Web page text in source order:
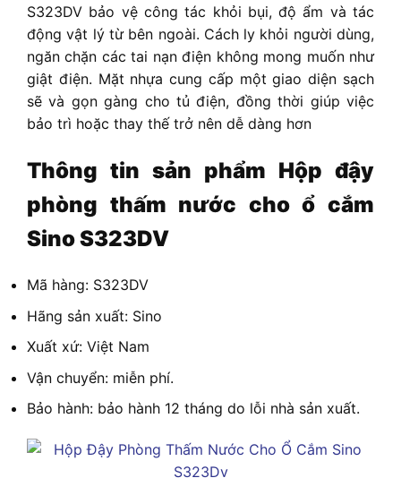
S323DV bảo vệ công tác khỏi bụi, độ ẩm và tác
động vật lý từ bên ngoài. Cách ly khỏi người dùng,
ngăn chặn các tai nạn điện không mong muốn như
giật điện. Mặt nhựa cung cấp một giao diện sạch
sẽ và gọn gàng cho tủ điện, đồng thời giúp việc
bảo trì hoặc thay thế trở nên dễ dàng hơn
Thông tin sản phẩm Hộp đậy
phòng thấm nước cho ổ cắm
Sino S323DV
Mã hàng: S323DV
Hãng sản xuất: Sino
Xuất xứ: Việt Nam
Vận chuyển: miễn phí.
Bảo hành: bảo hành 12 tháng do lỗi nhà sản xuất.